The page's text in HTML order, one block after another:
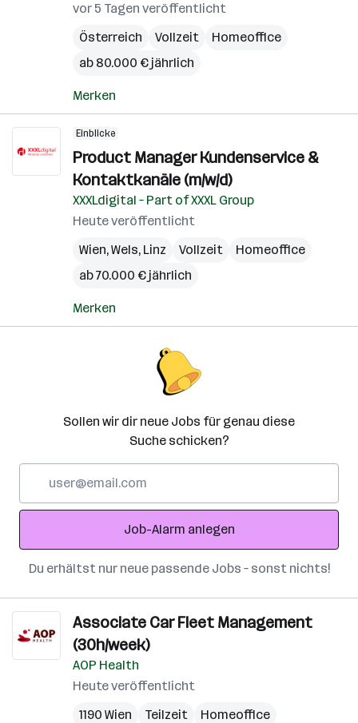
vor 5 Tagen veröffentlicht
Österreich
Vollzeit
Homeoffice
ab 80.000 € jährlich
Merken
Einblicke
Product Manager Kundenservice &
Kontaktkanäle (m/w/d)
XXXLdigital – Part of XXXL Group
Heute veröffentlicht
Wien,Wels, Linz Vollzeit
Homeoffice
ab 70.000 € jährlich
Merken
Sollen wir dir neue Jobs für genau diese
Suche schicken?
Adresse
Job-Alarm anlegen
Du erhältst nur neue passende Jobs – sonst nichts!
Associate Car Fleet Management
(30h/week)
AOP Health
Heute veröffentlicht
1190 Wien
Teilzeit
Homeoffice